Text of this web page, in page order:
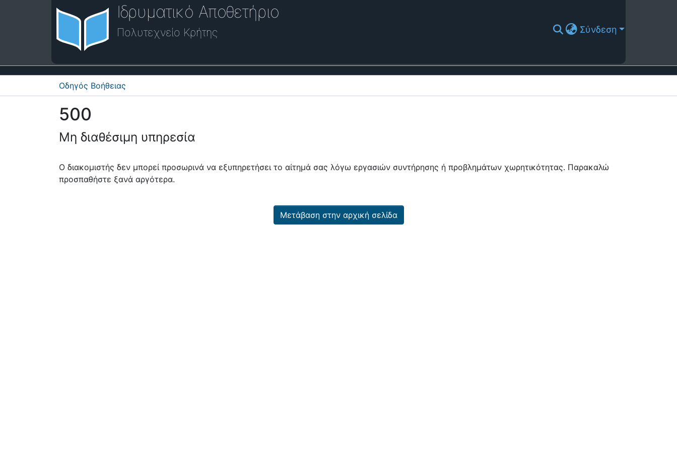
Ιδρυματικό Αποθετήριο
Πολυτεχνείο Κρήτης Σύνδεση
Οδηγός Βοήθειας
500
Μη διαθέσιμη υπηρεσία
Ο διακομιστής δεν μπορεί προσωρινά να εξυπηρετήσει το αίτημά σας λόγω εργασιών συντήρησης ή προβλημάτων χωρητικότητας. Παρακαλώ
προσπαθήστε ξανά αργότερα.
Μετάβαση στην αρχική σελίδα